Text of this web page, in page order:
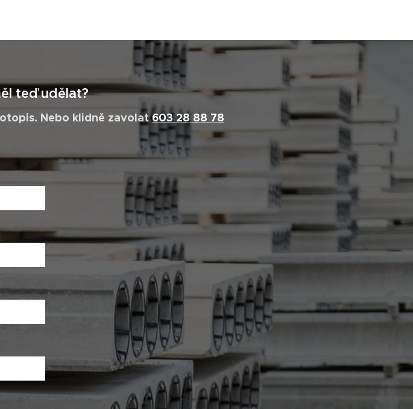
teď udělat?
Nebo klidně zavolat603 28 88 78